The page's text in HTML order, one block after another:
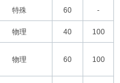
特殊 60 -
物理 40 100
物理 60 100